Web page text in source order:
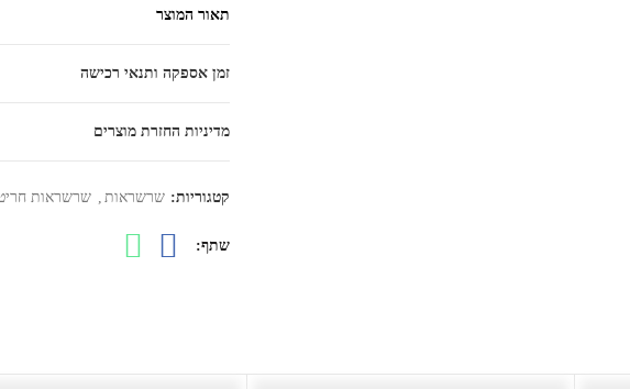
תאור המוצר
זמן אספקה ותנאי רכישה
מדיניות החזרת מוצרים
קטגוריות: שרשראות , שרשראות
שתף